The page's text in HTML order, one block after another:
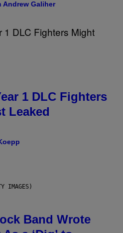
Andrew Galiher
1 DLC Fighters
Leaked
IMAGES)
Band Wrote